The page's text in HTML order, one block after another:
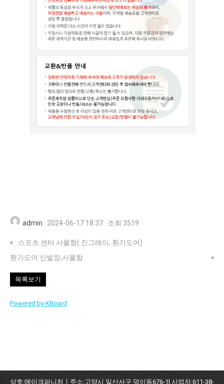
admin · 2024-06-17 18:37 · 조회 3519
«
스포츠 센터 사물함( 진그레이, 환기도어)
환기도어 신발장,사물함
»
목록보기
Powered by KBoard
상호:메이크퍼니처ㅣ주소:고양시 일산서구 덕이동676-1l 사업자:611-38-